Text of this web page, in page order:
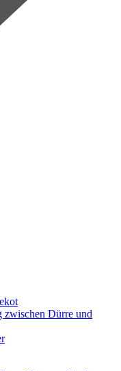
zwischen Dürre und